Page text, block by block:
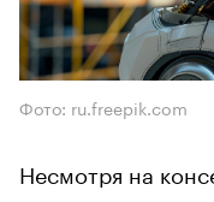
Фото: ru.freepik.com
Несмотря на